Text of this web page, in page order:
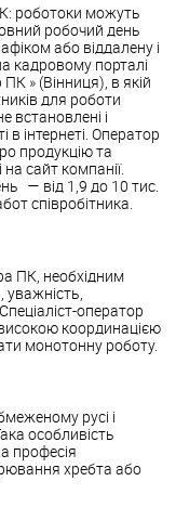
роботоки можуть
робочий день
або віддалену і
кадровому порталі
» (Вінниця), в якій
для роботи
встановлені і
в інтернеті. Оператор
продукцію та
на сайт компанії.
— від 1,9 до 10 тис.
співробітника.
ПК, необхідним
оператор
координацією
монотонну роботу.
русі і
особливість
професія
хребта або